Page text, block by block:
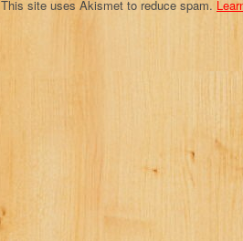
This site uses Akismet to reduce spam.